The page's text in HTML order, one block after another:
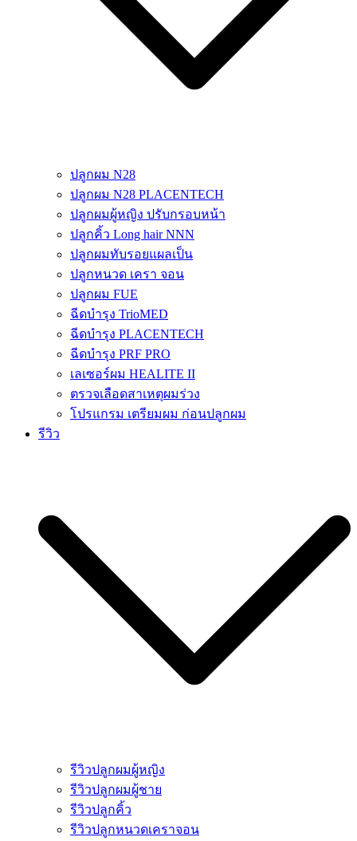
ปลูกผม N28
ปลูกผม N28 PLACENTECH
ปลูกผมผู้หญิง ปรับกรอบหน้า
ปลูกคิ้ว Long hair NNN
ปลูกผมทับรอยแผลเป็น
ปลูกหนวด เครา จอน
ปลูกผม FUE
ฉีดบำรุง TrioMED
ฉีดบำรุง PLACENTECH
ฉีดบำรุง PRF PRO
เลเซอร์ผม HEALITE II
ตรวจเลือดสาเหตุผมร่วง
โปรแกรม เตรียมผม ก่อนปลูกผม
รีวิว
รีวิวปลูกผมผู้หญิง
รีวิวปลูกผมผู้ชาย
รีวิวปลูกคิ้ว
รีวิวปลูกหนวดเคราจอน